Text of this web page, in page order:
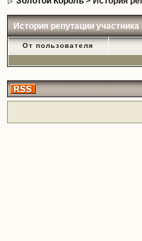
История репутации
От пользователя